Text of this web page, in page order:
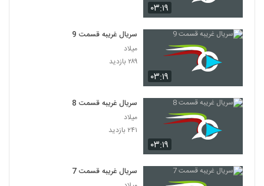
۰۳:۱۹
۰۳:۱۹
سریال غریبه قسمت 9
میلاد
۲۸۹ بازدید
۰۳:۱۹
سریال غریبه قسمت 8
میلاد
۲۴۱ بازدید
سریال غریبه قسمت 7